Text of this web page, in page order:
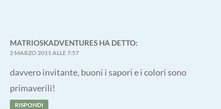
MATRIOSKADVENTURES HA DETTO:
2 MARZO 2011 ALLE 7:57
davvero invitante, buoni i sapori e i colori sono
primaverili!
RISPONDI